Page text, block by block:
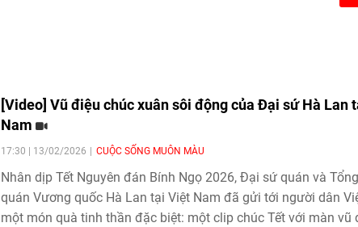
[Video] Vũ điệu chúc xuân sôi động của Đại sứ Hà Lan
Nam
17:30 | 13/02/2026 CUỘC SỐNG MUÔN MÀU
Nhân dịp Tết Nguyên đán Bính Ngọ 2026, Đại sứ quán và
quán Vương quốc Hà Lan tại Việt Nam đã gửi tới người dân
một món quà tinh thần đặc biệt: một clip chúc Tết với màn vũ